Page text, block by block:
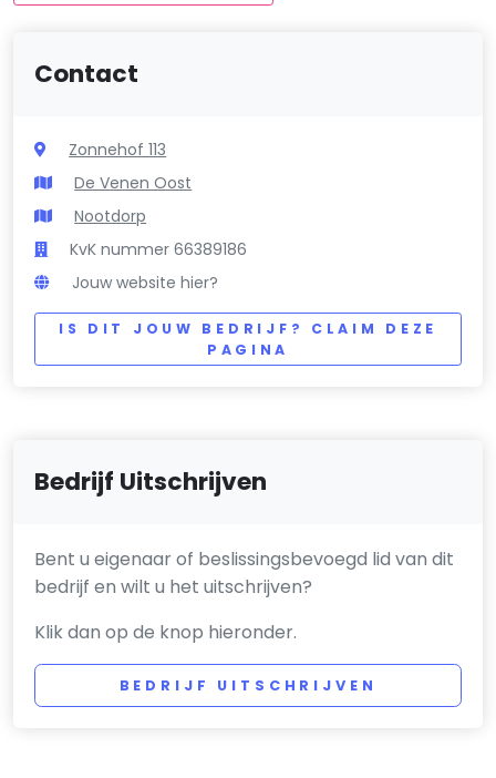
Contact
Zonnehof 113
De Venen Oost
Nootdorp
KvK nummer 66389186
Jouw website hier?
IS DIT JOUW BEDRIJF? CLAIM DEZE
PAGINA
Bedrijf Uitschrijven
Bent u eigenaar of beslissingsbevoegd lid van dit
bedrijf en wilt u het uitschrijven?
Klik dan op de knop hieronder.
BEDRIJF UITSCHRIJVEN